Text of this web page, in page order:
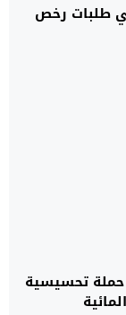
يوما للبث في طلبات رخص
حملة تحسيسية